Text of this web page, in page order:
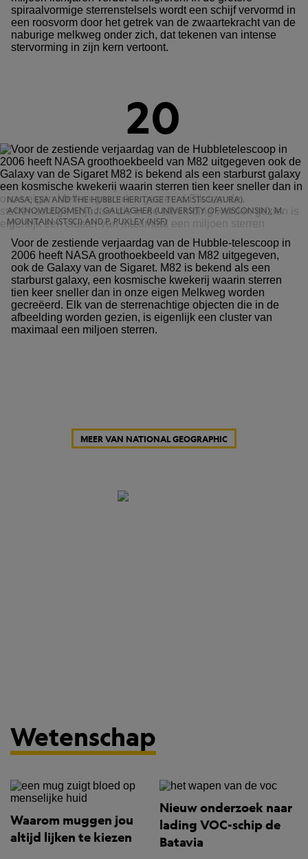
spiraalvormige sterrenstelsels wordt een schijf vervormd in
een roosvorm door het getrek van de zwaartekracht van de
naburige melkweg onder zich, dat tekenen van intense
stervorming in zijn kern vertoont.
20
NASA, ESA AND THE HUBBLE HERITAGE TEAM STSCI/AURA).
ACKNOWLEDGMENT: J. GALLAGHER (UNIVERSITY OF WISCONSIN), M.
MOUNTAIN (STSCI) AND P. PUXLEY (NSF)
Voor de zestiende verjaardag van de Hubble-telescoop in
2006 heeft NASA groothoekbeeld van M82 uitgegeven,
ook de Galaxy van de Sigaret. M82 is bekend als een
starburst galaxy, een kosmische kwekerij waarin sterren
tien keer sneller dan in onze eigen Melkweg worden
gecreëerd. Elk van de sterrenachtige objecten die in de
afbeelding worden gezien, is eigenlijk een cluster van
maximaal een miljoen sterren.
MEER VAN NATIONAL GEOGRAPHIC
Wetenschap
Waarom muggen jou
altijd lijken te kiezen
Nieuw onderzoek naar
lading VOC-schip de
Batavia